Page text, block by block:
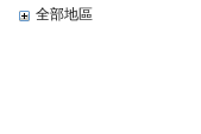
全部地區